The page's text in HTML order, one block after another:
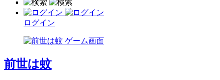
ログイン
前世は蚊